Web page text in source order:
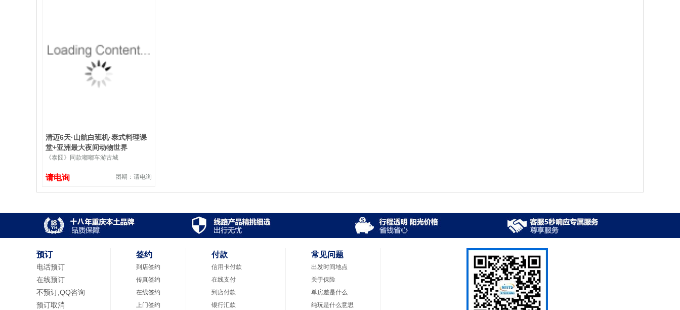
清迈6天·山航白班机·泰式料理课
堂+亚洲最大夜间动物世界
《泰囧》同款嘟嘟车游古城
请电询 团期：请电询
预订
电话预订
在线预订
不预订,QQ咨询
预订取消
签约
到店签约
传真签约
在线签约
上门签约
付款
信用卡付款
在线支付
到店付款
银行汇款
常见问题
出发时间地点
关于保险
单房差是什么
纯玩是什么意思